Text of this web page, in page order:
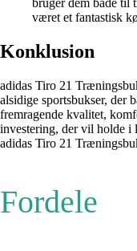
bruger dem både
været et fantastisk
Konklusion
adidas Tiro 21
alsidige sportsbukser, der
fremragende kvalitet,
investering, der vil holde
adidas Tiro 21
Fordele